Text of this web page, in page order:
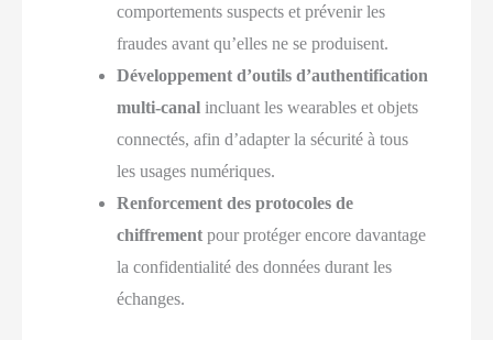
comportements suspects et prévenir les
fraudes avant qu’elles ne se produisent.
Développement d’outils d’authentification
multi-canal incluant les wearables et objets
connectés, afin d’adapter la sécurité à tous
les usages numériques.
Renforcement des protocoles de
chiffrement pour protéger encore davantage
la confidentialité des données durant les
échanges.